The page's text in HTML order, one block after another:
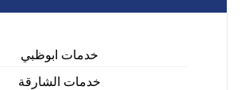
خدمات ابوظبي
خدمات الشارقة